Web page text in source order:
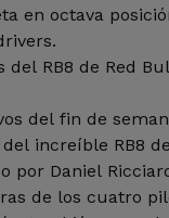
en octava
RB8 de Red
del fin de
increíble RB8
por Daniel
de los cuatro